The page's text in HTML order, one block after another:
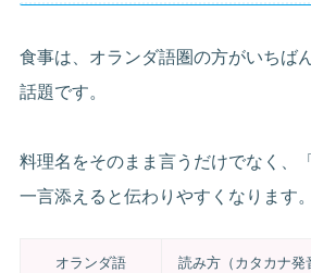
食事は、オランダ語圏の方がいちば
話題です。
料理名をそのまま言うだけでなく、
一言添えると伝わりやすくなります。
オランダ語 読み方（カタカナ発